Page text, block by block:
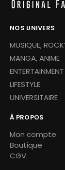
NOS UNIVERS
MUSIQUE,
MANGA, ANIME
ENTERTAINMENT
LIFESTYLE
UNIVERSITAIRE
À PROPOS
Mon compte
Boutique
CGV